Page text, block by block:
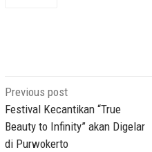
Post
navigation
Previous post
Festival Kecantikan “True
Beauty to Infinity” akan Digelar
di Purwokerto